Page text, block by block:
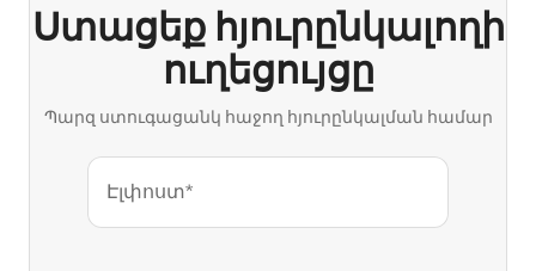
Ստացեք հյուրընկալողի
ուղեցույցը
Պարզ ստուգացանկ հաջող հյուրընկալման համար
Էլփոստ*